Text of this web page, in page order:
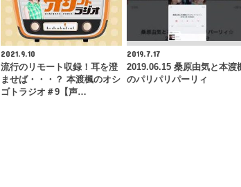
2021.9.10
流行のリモート収録！耳を澄
ませば・・・？ 本渡楓のオシ
ゴトラジオ＃9【声…
2019.7.17
2019.06.15 桑原由気と本渡
のパリパリパーリィ